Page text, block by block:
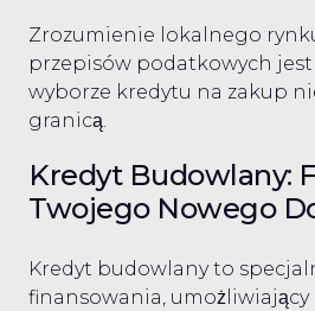
Zrozumienie lokalnego
przepisów podatkowych
wyborze kredytu na zakup
granicą.
Kredyt Budowlany:
Twojego Nowego
Kredyt budowlany to
finansowania, umożliwiający